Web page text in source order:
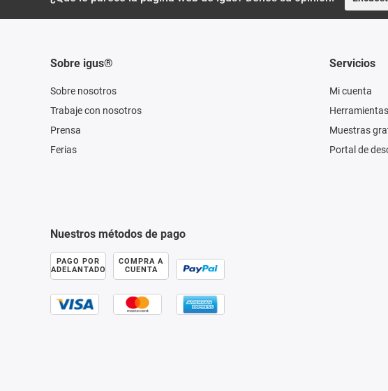
Sobre igus®
Sobre nosotros
Trabaje con nosotros
Prensa
Ferias
Servicios
Mi cuenta
Muestras
Portal de
Nuestros métodos de pago
PAGO POR
ADELANTADO
COMPRA A
CUENTA